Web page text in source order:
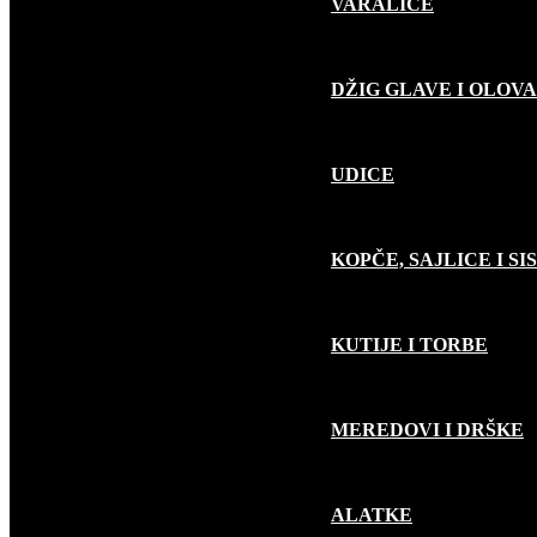
VARALICE
DŽIG GLAVE I OLOVA
UDICE
KOPČE, SAJLICE I
KUTIJE I TORBE
MEREDOVI I DRŠKE
ALATKE